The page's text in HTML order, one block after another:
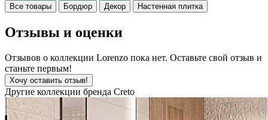
Все товары Бордюр Декор Настенная плитка
Отзывы и оценки
Отзывов о коллекции Lorenzo пока нет. Оставьте свой отзыв и
станьте первым!
Хочу оставить отзыв!
Другие коллекции бренда Creto